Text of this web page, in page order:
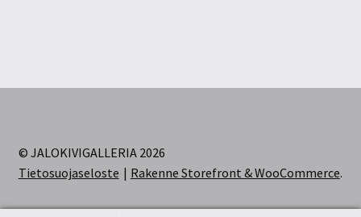
© JALOKIVIGALLERIA 2026
Tietosuojaseloste
Rakenne Storefront & WooCommerce.